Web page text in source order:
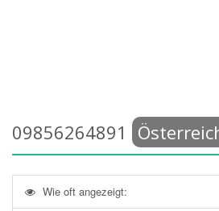
09856264891
Wie oft angezeigt: